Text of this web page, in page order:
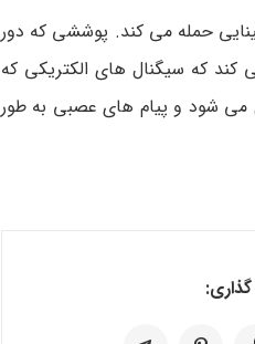
حمله می­ کند. پوششی که دور
که سیگنال­ های الکتریکی که
می­ شود و پیام­ های عصبی به طور